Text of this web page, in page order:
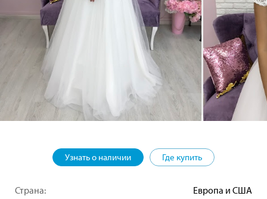
Узнать о наличии Где купить
Страна: Европа и США